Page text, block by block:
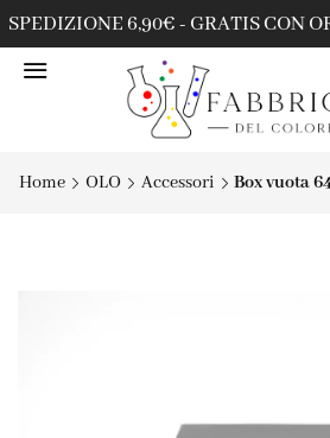
SPEDIZIONE 6,90€ - GRATIS CON
Home OLO Accessori Box vuota